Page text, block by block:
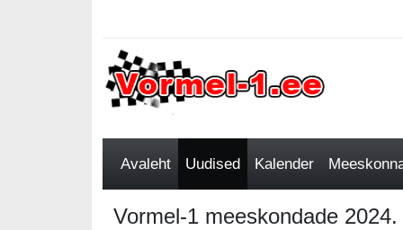
Avaleht Uudised Kalender
Vormel-1 meeskondade